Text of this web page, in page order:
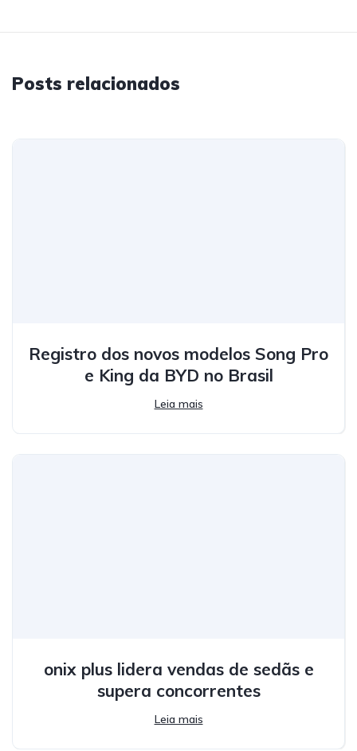
Posts relacionados
Registro dos novos modelos Song Pro
e King da BYD no Brasil
Leia mais
onix plus lidera vendas de sedãs e
supera concorrentes
Leia mais